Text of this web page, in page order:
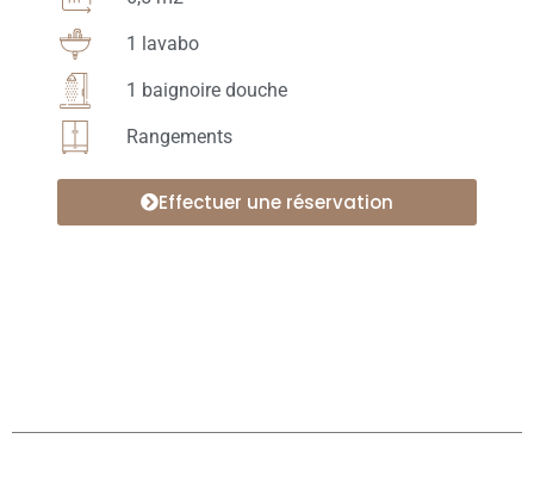
1 lavabo
1 baignoire douche
Rangements
Effectuer une réservation